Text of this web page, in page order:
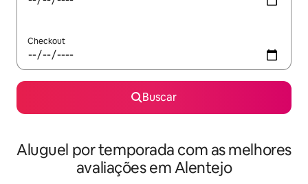
Checkout
Buscar
Aluguel por temporada com as melhores
avaliações em Alentejo